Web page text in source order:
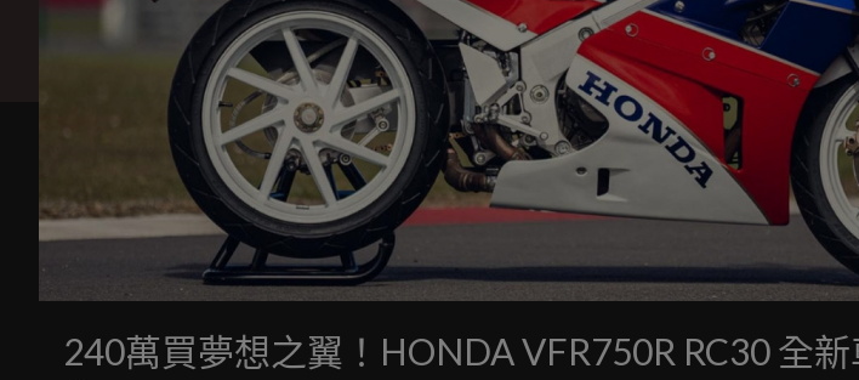
240萬買夢想之翼！HONDA VFR750R RC30 全